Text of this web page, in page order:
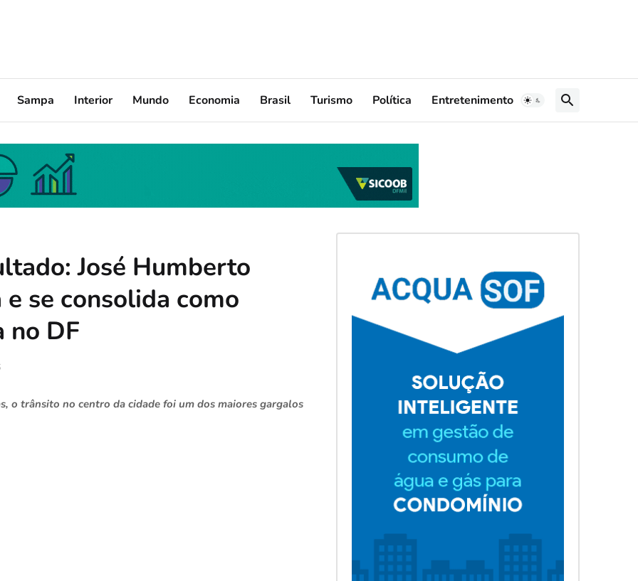
Sampa Interior Mundo Economia Brasil Turismo Política Entretenimento
José Humberto
se consolida como
no DF
o trânsito no centro da cidade foi um dos maiores gargalos